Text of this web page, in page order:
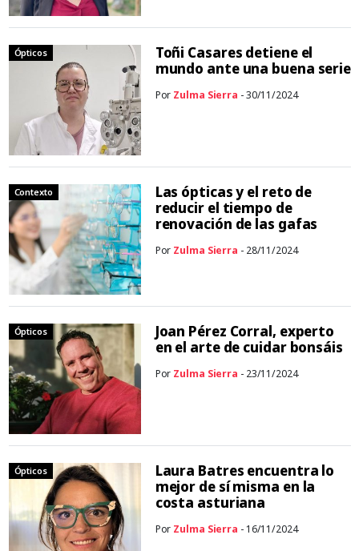
Ópticos
Toñi Casares detiene el
mundo ante una buena serie
Por Zulma Sierra - 30/11/2024
Contexto
Las ópticas y el reto de
reducir el tiempo de
renovación de las gafas
Por Zulma Sierra - 28/11/2024
Ópticos
Joan Pérez Corral, experto
en el arte de cuidar bonsáis
Por Zulma Sierra - 23/11/2024
Ópticos
Laura Batres encuentra lo
mejor de sí misma en la
costa asturiana
Por Zulma Sierra - 16/11/2024